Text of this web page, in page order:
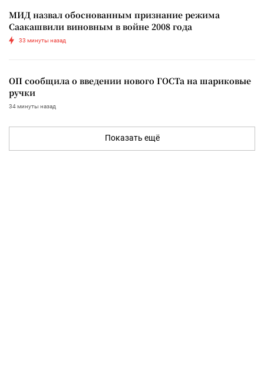
МИД назвал обоснованным признание режима
Саакашвили виновным в войне 2008 года
33 минуты назад
ОП сообщила о введении нового ГОСТа на шариковые
ручки
34 минуты назад
Показать ещё